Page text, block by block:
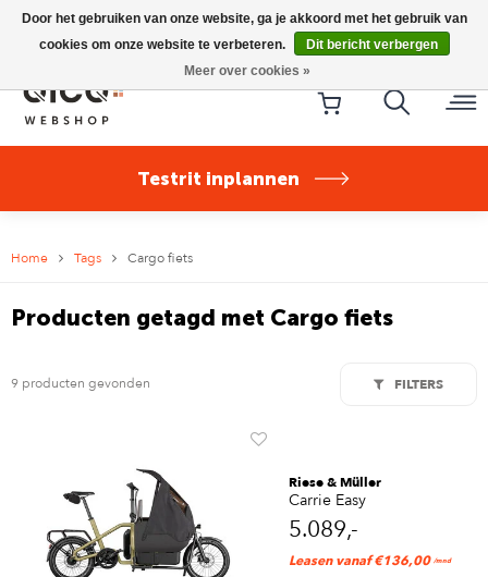
Riese & Müller Nevo5 Silent Core nu direct uit voorraad
leverbaar!
Testrit inplannen
Home Tags Cargo fiets
Producten getagd met Cargo fiets
9 producten gevonden FILTERS
Riese & Müller
Carrie Easy
5.089,-
Leasen vanaf €136,00 /mnd
Door het gebruiken van onze website, ga je akkoord met het gebruik van
cookies om onze website te verbeteren.
Dit bericht verbergen
Meer over cookies »